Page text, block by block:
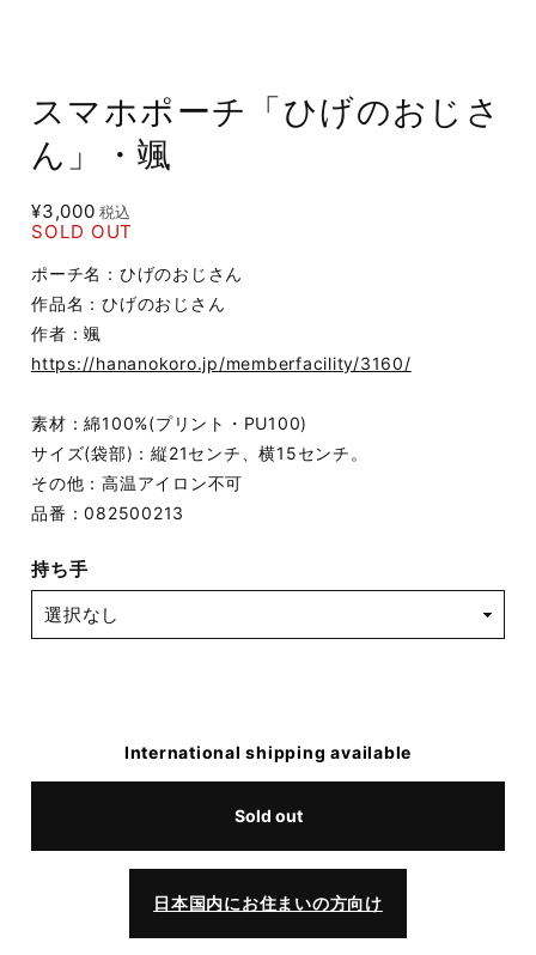
スマホポーチ「ひげのおじさ
ん」・颯
¥3,000 税込
SOLD OUT
ポーチ名：ひげのおじさん
作品名：ひげのおじさん
作者：颯
https://hananokoro.jp/memberfacility/3160/
素材：綿100%(プリント・PU100)
サイズ(袋部)：縦21センチ、横15センチ。
その他：高温アイロン不可
品番：082500213
持ち手
International shipping available
Sold out
日本国内にお住まいの方向け